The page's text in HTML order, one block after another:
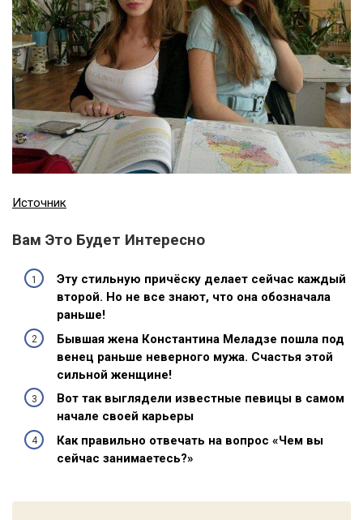
Источник
Вам Это Будет Интересно
Эту стильную причёску делает сейчас каждый
второй. Но не все знают, что она обозначала
раньше!
Бывшая жена Константина Меладзе пошла под
венец раньше неверного мужа. Счастья этой
сильной женщине!
Вот так выглядели известные певицы в самом
начале своей карьеры
Как правильно отвечать на вопрос «Чем вы
сейчас занимаетесь?»